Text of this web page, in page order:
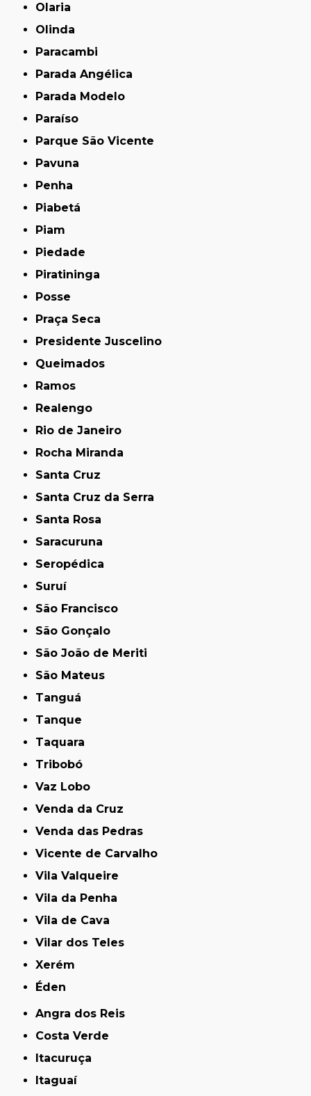
Olaria
Olinda
Paracambi
Parada Angélica
Parada Modelo
Paraíso
Parque São Vicente
Pavuna
Penha
Piabetá
Piam
Piedade
Piratininga
Posse
Praça Seca
Presidente Juscelino
Queimados
Ramos
Realengo
Rio de Janeiro
Rocha Miranda
Santa Cruz
Santa Cruz da Serra
Santa Rosa
Saracuruna
Seropédica
Suruí
São Francisco
São Gonçalo
São João de Meriti
São Mateus
Tanguá
Tanque
Taquara
Tribobó
Vaz Lobo
Venda da Cruz
Venda das Pedras
Vicente de Carvalho
Vila Valqueire
Vila da Penha
Vila de Cava
Vilar dos Teles
Xerém
Éden
Angra dos Reis
Costa Verde
Itacuruça
Itaguaí